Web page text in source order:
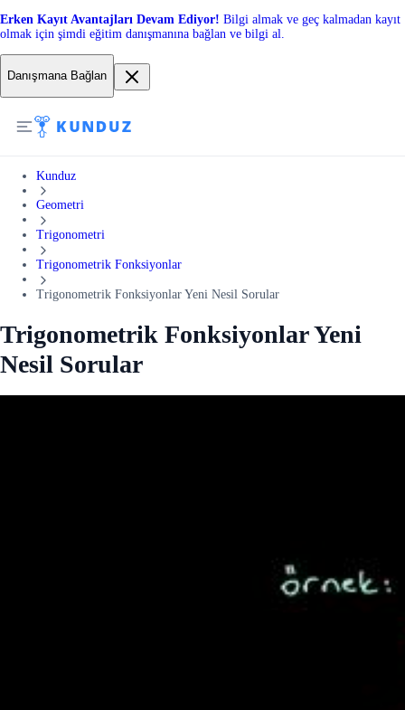
Erken Kayıt Avantajları Devam Ediyor! Bilgi almak ve geç kalmadan kayıt
olmak için şimdi eğitim danışmanına bağlan ve bilgi al.
Danışmana Bağlan
Kunduz
Geometri
Trigonometri
Trigonometrik Fonksiyonlar
Trigonometrik Fonksiyonlar Yeni Nesil Sorular
Trigonometrik Fonksiyonlar Yeni
Nesil Sorular